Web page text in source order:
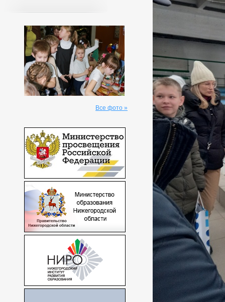
Все фото »